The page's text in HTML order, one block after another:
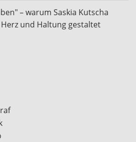
– warum Saskia Kutscha
und Haltung gestaltet